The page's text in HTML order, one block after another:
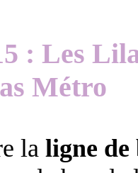
: Les
Métro
la ligne de